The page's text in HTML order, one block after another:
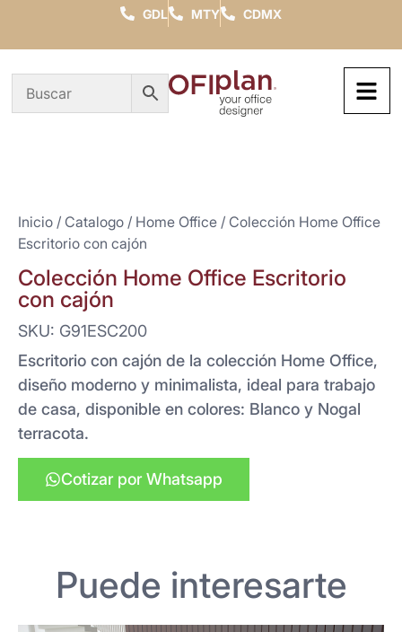
GDL MTY CDMX
Inicio / Catalogo / Home Office / Colección Home Office
Escritorio con cajón
Colección Home Office Escritorio
con cajón
SKU: G91ESC200
Escritorio con cajón de la colección Home Office,
diseño moderno y minimalista, ideal para trabajo
de casa, disponible en colores: Blanco y Nogal
terracota.
Cotizar por Whatsapp
Puede interesarte